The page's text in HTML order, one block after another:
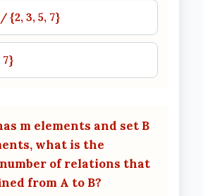
{2, 3, 5, 7}
7}
m elements and set B
what is the
of relations that
from A to B?